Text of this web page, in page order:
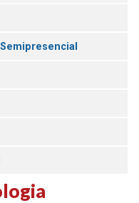
Semipresencial